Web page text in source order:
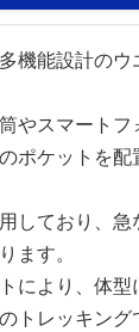
機能設計の
やスマート
ポケットを配
しており、
ます。
により、体型
トレッキング